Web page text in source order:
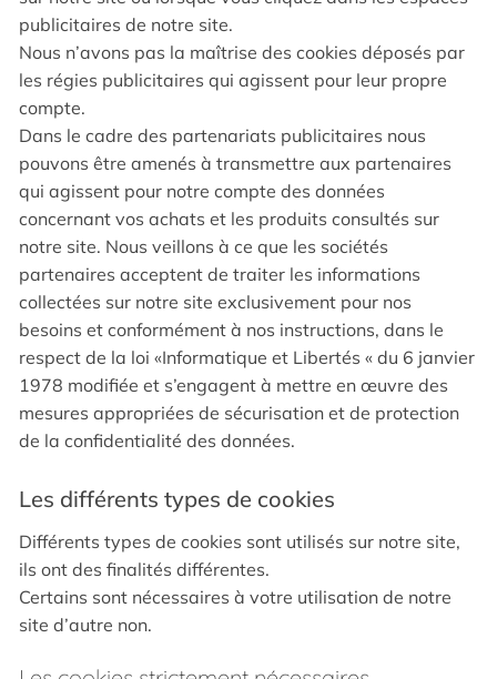
publicitaires de notre site.
Nous n’avons pas la maîtrise des cookies déposés par
les régies publicitaires qui agissent pour leur propre
compte.
Dans le cadre des partenariats publicitaires nous
pouvons être amenés à transmettre aux partenaires
qui agissent pour notre compte des données
concernant vos achats et les produits consultés sur
notre site. Nous veillons à ce que les sociétés
partenaires acceptent de traiter les informations
collectées sur notre site exclusivement pour nos
besoins et conformément à nos instructions, dans le
respect de la loi «Informatique et Libertés « du 6 janvier
1978 modifiée et s’engagent à mettre en œuvre des
mesures appropriées de sécurisation et de protection
de la confidentialité des données.
Les différents types de cookies
Différents types de cookies sont utilisés sur notre site,
ils ont des finalités différentes.
Certains sont nécessaires à votre utilisation de notre
site d’autre non.